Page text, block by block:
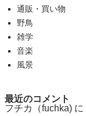
通販・買い物
野鳥
雑学
音楽
風景
最近のコメント
フチカ（fuchka) に